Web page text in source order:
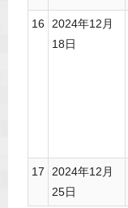
16
2024年12月
18日
17
2024年12月
25日